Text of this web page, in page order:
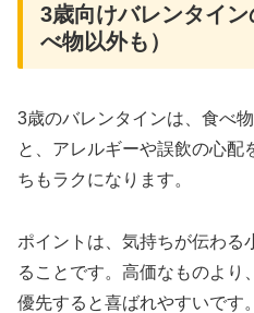
3歳向けバレンタイ
べ物以外も）
3歳のバレンタインは、食べ
と、アレルギーや誤飲の心配
ちもラクになります。
ポイントは、気持ちが伝わる
ることです。高価なものより
優先すると喜ばれやすいです。